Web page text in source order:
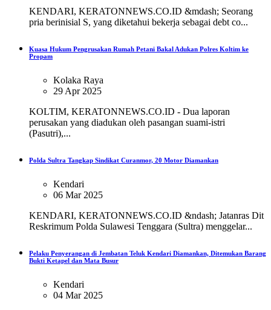
KENDARI, KERATONNEWS.CO.ID &mdash; Seorang
pria berinisial S, yang diketahui bekerja sebagai debt co...
Kuasa Hukum Pengrusakan Rumah Petani Bakal Adukan Polres Koltim ke
Propam
Kolaka Raya
29 Apr 2025
KOLTIM, KERATONNEWS.CO.ID - Dua laporan
perusakan yang diadukan oleh pasangan suami-istri
(Pasutri),...
Polda Sultra Tangkap Sindikat Curanmor, 20 Motor Diamankan
Kendari
06 Mar 2025
KENDARI, KERATONNEWS.CO.ID &ndash; Jatanras Dit
Reskrimum Polda Sulawesi Tenggara (Sultra) menggelar...
Pelaku Penyerangan di Jembatan Teluk Kendari Diamankan, Ditemukan Barang
Bukti Ketapel dan Mata Busur
Kendari
04 Mar 2025